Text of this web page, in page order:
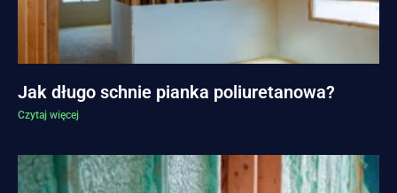
Jak długo schnie pianka poliuretanowa?
Czytaj więcej